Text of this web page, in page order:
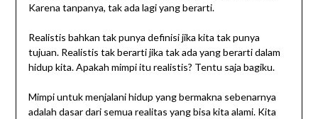
Karena tanpanya, tak ada lagi yang berarti.
Realistis bahkan tak punya definisi jika kita tak punya
tujuan. Realistis tak berarti jika tak ada yang berarti dalam
hidup kita. Apakah mimpi itu realistis? Tentu saja bagiku.
Mimpi untuk menjalani hidup yang bermakna sebenarnya
adalah dasar dari semua realitas yang bisa kita alami. Kita